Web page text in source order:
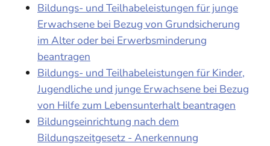
Bildungs- und Teilhabeleistungen für junge
Erwachsene bei Bezug von Grundsicherung
im Alter oder bei Erwerbsminderung
beantragen
Bildungs- und Teilhabeleistungen für Kinder,
Jugendliche und junge Erwachsene bei Bezug
von Hilfe zum Lebensunterhalt beantragen
Bildungseinrichtung nach dem
Bildungszeitgesetz - Anerkennung